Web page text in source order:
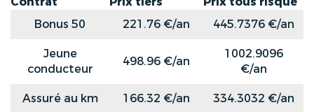
Bonus 50
221.76 €/an
445.7376 €/an
Jeune
conducteur
498.96 €/an
1002.9096
€/an
Assuré au km
166.32 €/an 334.3032 €/an